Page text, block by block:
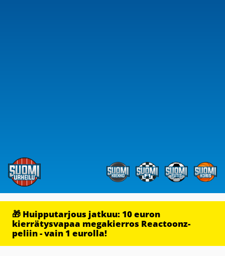
🎁 Huipputarjous jatkuu: 10 euron
kierrätysvapaa megakierros Reactoonz-
peliin - vain 1 eurolla!